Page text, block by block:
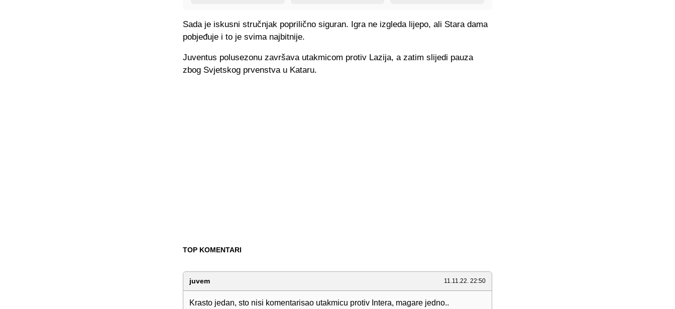
Sada je iskusni stručnjak poprilično siguran. Igra ne izgleda lijepo, ali Stara dama
pobjeđuje i to je svima najbitnije.
Juventus polusezonu završava utakmicom protiv Lazija, a zatim slijedi pauza
zbog Svjetskog prvenstva u Kataru.
TOP KOMENTARI
juvem 11.11.22. 22:50
Krasto jedan, sto nisi komentarisao utakmicu protiv Intera, magare jedno..